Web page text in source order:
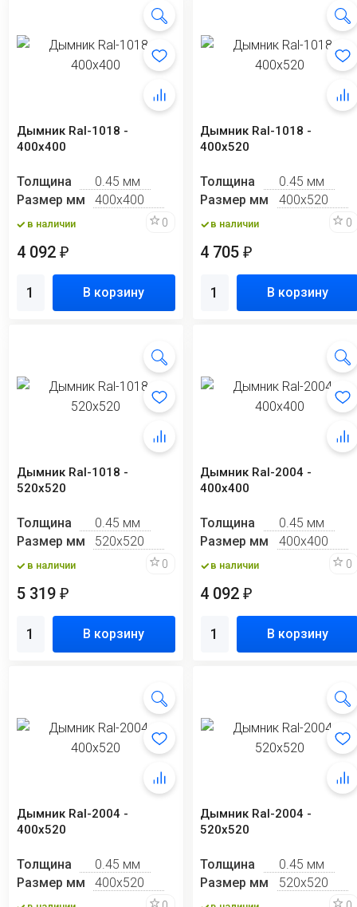
Дымник Ral-1018 -
400х400
Толщина
0.45 мм
Размер мм
400х400
в наличии 0
4 092 ₽
В корзину
Дымник Ral-1018 -
400х520
Толщина
0.45 мм
Размер мм
400х520
в наличии 0
4 705₽
В корзину
Дымник Ral-1018 -
520х520
Толщина
0.45 мм
Размер мм
520х520
в наличии 0
5 319 ₽
В корзину
Дымник Ral-2004 -
400х400
Толщина
0.45 мм
Размер мм
400х400
в наличии 0
4 092₽
В корзину
Дымник Ral-2004 -
400х520
Толщина
0.45 мм
Размер мм
400х520
Дымник Ral-2004 -
520х520
Толщина
0.45 мм
Размер мм
520х520